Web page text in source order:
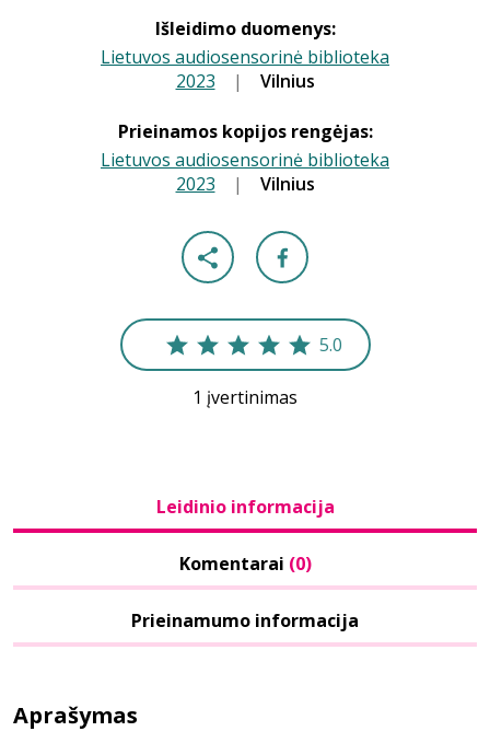
Išleidimo duomenys:
Lietuvos audiosensorinė biblioteka
2023 | Vilnius
Prieinamos kopijos rengėjas:
Lietuvos audiosensorinė biblioteka
2023 | Vilnius
5.0
1 įvertinimas
Leidinio informacija
Komentarai (0)
Prieinamumo informacija
Aprašymas